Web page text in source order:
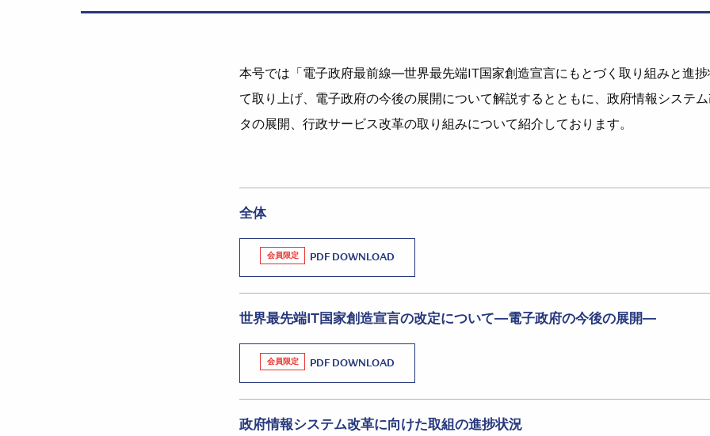
本号では「電子政府最前線―世界最先端IT国家創造宣言にもとづく取り組みと進
て取り上げ、電子政府の今後の展開について解説するとともに、政府情報システ
タの展開、行政サービス改革の取り組みについて紹介しております。
全体
会員限定 PDF DOWNLOAD
世界最先端IT国家創造宣言の改定について―電子政府の今後の展開―
会員限定 PDF DOWNLOAD
政府情報システム改革に向けた取組の進捗状況